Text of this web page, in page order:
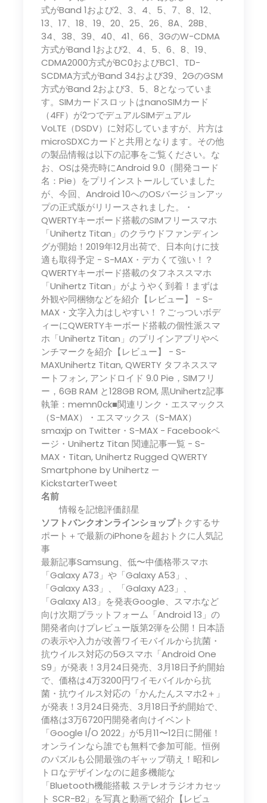
式がBand 1および2、3、4、5、7、8、12、
13、17、18、19、20、25、26、8A、28B、
34、38、39、40、41、66、3GのW-CDMA
方式がBand 1および2、4、5、6、8、19、
CDMA2000方式がBC0およびBC1、TD-
SCDMA方式がBand 34および39、2GのGSM
方式がBand 2および3、5、8となっていま
す。SIMカードスロットはnanoSIMカード
（4FF）が2つでデュアルSIMデュアル
VoLTE（DSDV）に対応していますが、片方は
microSDXCカードと共用となります。その他
の製品情報は以下の記事をご覧ください。な
お、OSは発売時にAndroid 9.0（開発コード
名：Pie）をプリインストールしていました
が、今回、Android 10へのOSバージョンアッ
プの正式版がリリースされました。・
QWERTYキーボード搭載のSIMフリースマホ
「Unihertz Titan」のクラウドファンディン
グが開始！2019年12月出荷で、日本向けに技
適も取得予定 - S-MAX・デカくて強い！？
QWERTYキーボード搭載のタフネススマホ
「Unihertz Titan」がようやく到着！まずは
外観や同梱物などを紹介【レビュー】 - S-
MAX・文字入力はしやすい！？ごっついボデ
ィーにQWERTYキーボード搭載の個性派スマ
ホ「Unihertz Titan」のプリインアプリやベ
ンチマークを紹介【レビュー】 - S-
MAXUnihertz Titan, QWERTY タフネススマ
ートフォン, アンドロイド 9.0 Pie，SIMフリ
ー，6GB RAM と128GB ROM, 黒Unihertz記事
執筆：memn0ck■関連リンク・エスマックス
（S-MAX）・エスマックス（S-MAX）
smaxjp on Twitter・S-MAX - Facebookペ
ージ・Unihertz Titan 関連記事一覧 - S-
MAX・Titan, Unihertz Rugged QWERTY
Smartphone by Unihertz —
KickstarterTweet
名前
情報を記憶評価顔星
ソフトバンクオンラインショップトクするサ
ポート＋で最新のiPhoneを超おトクに人気記
事
最新記事Samsung、低〜中価格帯スマホ
「Galaxy A73」や「Galaxy A53」、
「Galaxy A33」、「Galaxy A23」、
「Galaxy A13」を発表Google、スマホなど
向け次期プラットフォーム「Android 13」の
開発者向けプレビュー版第2弾を公開！日本語
の表示や入力が改善ワイモバイルから抗菌・
抗ウイルス対応の5Gスマホ「Android One
S9」が発表！3月24日発売、3月18日予約開始
で、価格は4万3200円ワイモバイルから抗
菌・抗ウイルス対応の「かんたんスマホ2＋」
が発表！3月24日発売、3月18日予約開始で、
価格は3万6720円開発者向けイベント
「Google I/O 2022」が5月11〜12日に開催！
オンラインなら誰でも無料で参加可能。恒例
のパズルも公開最強のギャップ萌え！昭和レ
トロなデザインなのに超多機能な
「Bluetooth機能搭載 ステレオラジオカセッ
ト SCR-B2」を写真と動画で紹介【レビュ